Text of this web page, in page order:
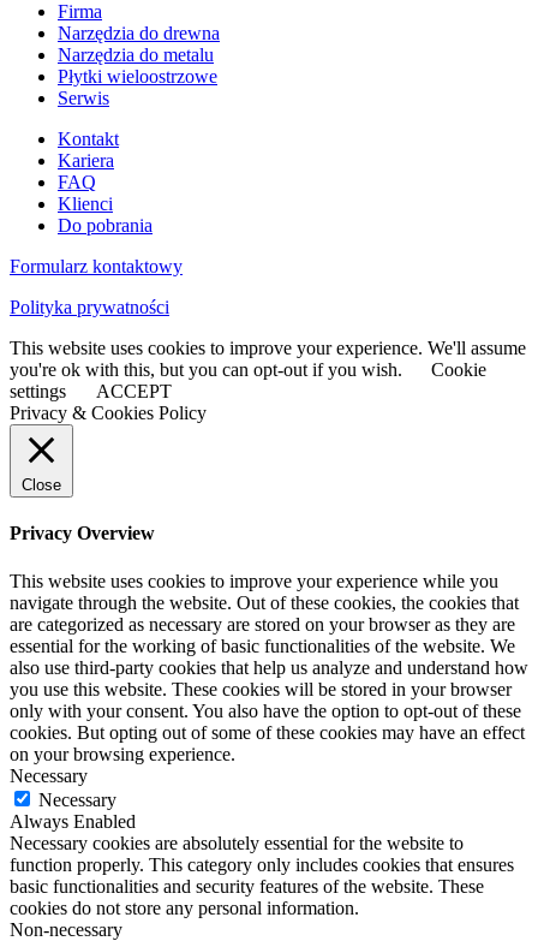
Firma
Narzędzia do drewna
Narzędzia do metalu
Płytki wieloostrzowe
Serwis
Kontakt
Kariera
FAQ
Klienci
Do pobrania
Formularz kontaktowy
Polityka prywatności
This website uses cookies to improve your experience. We'll assume
you're ok with this, but you can opt-out if you wish.
Cookie
settings
ACCEPT
Privacy & Cookies Policy
Close
Privacy Overview
This website uses cookies to improve your experience while you
navigate through the website. Out of these cookies, the cookies that
are categorized as necessary are stored on your browser as they are
essential for the working of basic functionalities of the website. We
also use third-party cookies that help us analyze and understand how
you use this website. These cookies will be stored in your browser
only with your consent. You also have the option to opt-out of these
cookies. But opting out of some of these cookies may have an effect
on your browsing experience.
Necessary
Necessary
Always Enabled
Necessary cookies are absolutely essential for the website to
function properly. This category only includes cookies that ensures
basic functionalities and security features of the website. These
cookies do not store any personal information.
Non-necessary